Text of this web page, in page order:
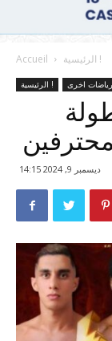
Accueil الرئيسية !
الرئيسية ! رياضات اخرى
ديسمبر 9, 2024 14:15